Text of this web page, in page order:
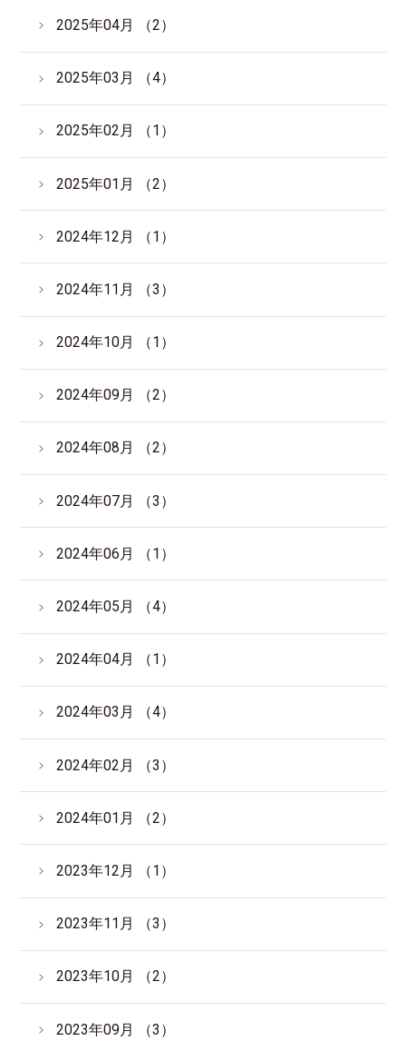
2025年04月 （2）
2025年03月 （4）
2025年02月 （1）
2025年01月 （2）
2024年12月 （1）
2024年11月 （3）
2024年10月 （1）
2024年09月 （2）
2024年08月 （2）
2024年07月 （3）
2024年06月 （1）
2024年05月 （4）
2024年04月 （1）
2024年03月 （4）
2024年02月 （3）
2024年01月 （2）
2023年12月 （1）
2023年11月 （3）
2023年10月 （2）
2023年09月 （3）